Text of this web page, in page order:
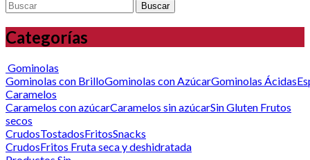
Buscar
Categorías
Gominolas
Gominolas con BrilloGominolas con AzúcarGominolas Ácidas
Caramelos
Caramelos con azúcarCaramelos sin azúcarSin Gluten Frutos
secos
CrudosTostadosFritosSnacks
CrudosFritos Fruta seca y deshidratada